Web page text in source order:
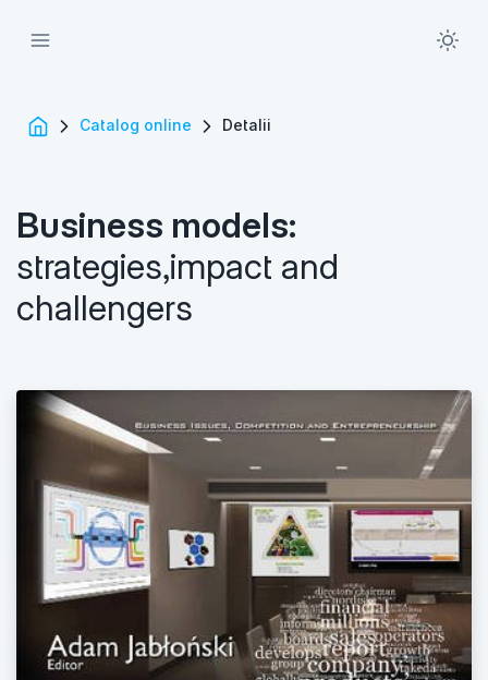
Catalog online Detalii
Business models:
strategies,impact and
challengers